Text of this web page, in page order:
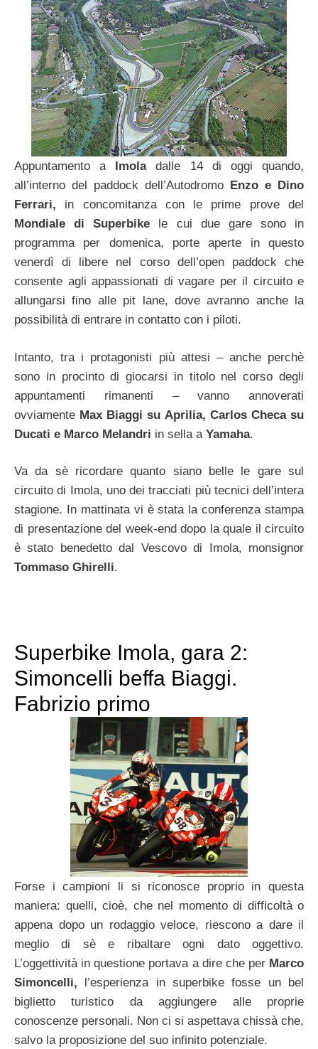
Appuntamento a Imoladalle 14 di oggi quando,
all’interno del paddock dell’Autodromo
Enzo e Dino
Ferrari, in concomitanza con le prime prove del
Mondiale di Superbike le cui due gare sono in
programma per domenica, porte aperte in questo
venerdì di libere nel corso dell’open paddock che
consente agli appassionati di vagare per il circuito e
allungarsi fino alle pit lane, dove avranno anche la
possibilità di entrare in contatto con i piloti.
Intanto, tra i protagonisti più attesi – anche perchè
sono in procinto di giocarsi in titolo nel corso degli
appuntamenti rimanenti – vanno annoverati
ovviamente Max Biaggi su Aprilia, Carlos Checa su
Ducati e Marco Melandri in sella a Yamaha.
Va da sè ricordare quanto siano belle le gare sul
circuito di Imola, uno dei tracciati più tecnici dell’intera
stagione. In mattinata vi è stata la conferenza stampa
di presentazione del week-end dopo la quale il circuito
è stato benedetto dal Vescovo di Imola, monsignor
Tommaso Ghirelli.
Superbike Imola, gara 2:
Simoncelli beffa Biaggi.
Fabrizio primo
Forse i campioni li si riconosce proprio in questa
maniera: quelli, cioè, che nel momento di difficoltà o
appena dopo un rodaggio veloce, riescono a dare il
meglio di sè e ribaltare ogni dato oggettivo.
L’oggettività in questione portava a dire che per Marco
Simoncelli, l’esperienza in superbike fosse un bel
biglietto turistico da aggiungere alle proprie
conoscenze personali. Non ci si aspettava chissà che,
salvo la proposizione del suo infinito potenziale.